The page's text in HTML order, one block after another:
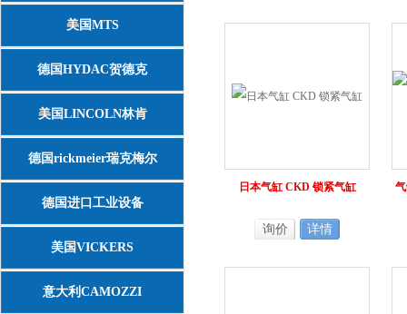
美国MTS
德国HYDAC贺德克
美国LINCOLN林肯
德国rickmeier瑞克梅尔
德国进口工业设备
美国VICKERS
意大利CAMOZZI
日本气缸 CKD 锁紧气缸
询价 详情